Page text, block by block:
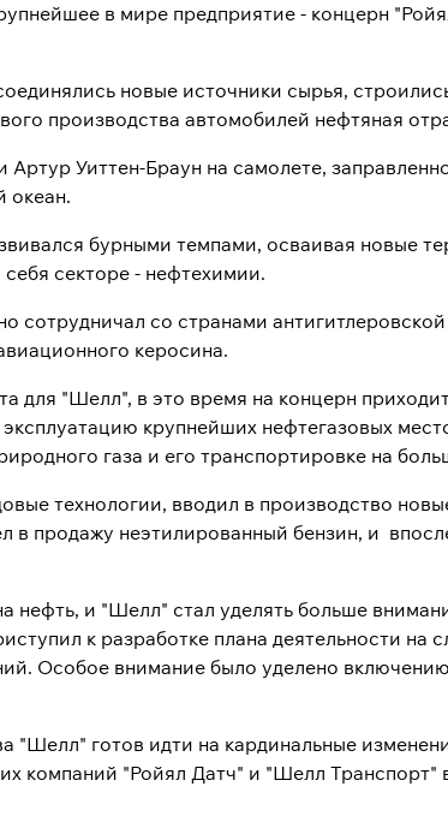
в мире предприятие - концерн
новые источники сырья,
производства автомобилей нефтяная
Артур Уиттен-Браун на самолете,
океан.
бурными темпами, осваивая новые
секторе - нефтехимии.
со странами
керосина.
для "Шелл", в это время на концерн
крупнейших нефтегазовых
газа и его транспортировке на
технологии, вводил в производство
в продажу неэтилированный бензин, и
нефть, и "Шелл" стал уделять больше
к разработке плана деятельности
Особое внимание было уделено
"Шелл" готов идти на кардинальные
компаний "Ройял Датч" и "Шелл